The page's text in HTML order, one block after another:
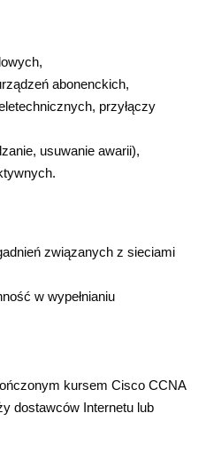
abonenckich,
przyłączy
usuwanie awarii),
związanych z sieciami
w wypełnianiu
kursem Cisco CCNA
dostawców Internetu lub